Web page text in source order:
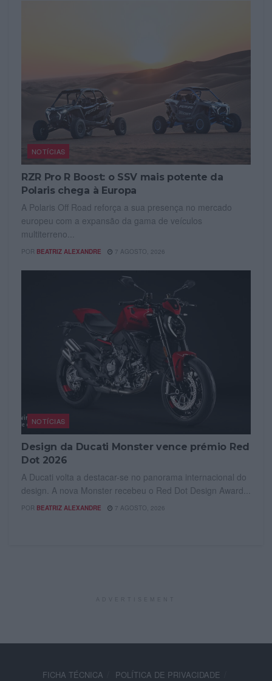
NOTÍCIAS
RZR Pro R Boost: o SSV mais potente da
Polaris chega à Europa
A Polaris Off Road reforça a sua presença no mercado
europeu com a expansão da gama de veículos
multiterreno...
POR BEATRIZ ALEXANDRE 7 AGOSTO, 2026
NOTÍCIAS
Design da Ducati Monster vence prémio Red
Dot 2026
A Ducati volta a destacar-se no panorama internacional do
design. A nova Monster recebeu o Red Dot Design Award...
POR BEATRIZ ALEXANDRE 7 AGOSTO, 2026
FICHA TÉCNICA POLÍTICA DE PRIVACIDADE